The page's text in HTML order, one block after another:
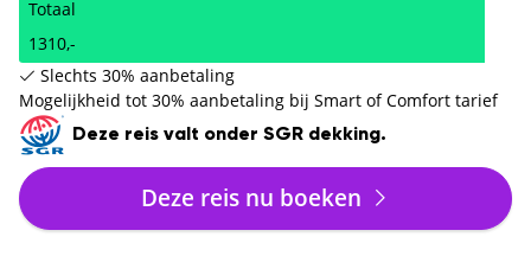
Totaal
1310,-
Slechts 30% aanbetaling
Mogelijkheid tot 30% aanbetaling bij Smart of Comfort tarief
Deze reis valt onder SGR dekking.
Deze reis nu boeken